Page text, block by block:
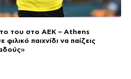
του στο ΑΕΚ – Athens
παιχνίδι να παίζεις